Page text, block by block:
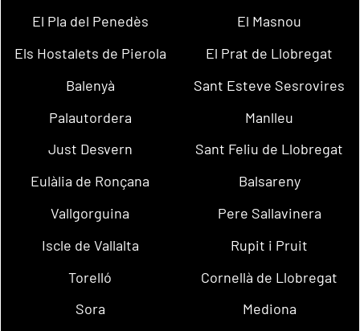
El Pla del Penedès
El Masnou
Els Hostalets de Pierola
El Prat de Llobregat
Balenyà
Sant Esteve Sesrovires
Palautordera
Manlleu
Just Desvern
Sant Feliu de Llobregat
Eulàlia de Ronçana
Balsareny
Vallgorguina
Pere Sallavinera
Iscle de Vallalta
Rupit i Pruit
Torelló
Cornellà de Llobregat
Sora
Mediona